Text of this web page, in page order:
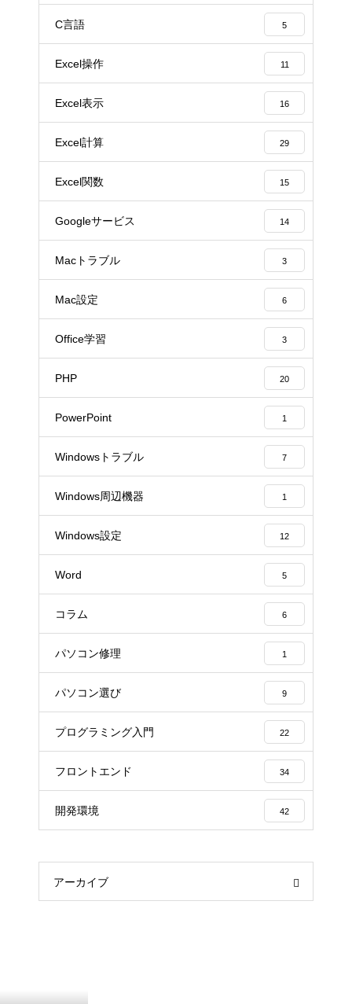
C言語 5
Excel操作 11
Excel表示 16
Excel計算 29
Excel関数 15
Googleサービス 14
Macトラブル 3
Mac設定 6
Office学習 3
PHP 20
PowerPoint 1
Windowsトラブル 7
Windows周辺機器 1
Windows設定 12
Word 5
コラム 6
パソコン修理 1
パソコン選び 9
プログラミング入門 22
フロントエンド 34
開発環境 42
アーカイブ